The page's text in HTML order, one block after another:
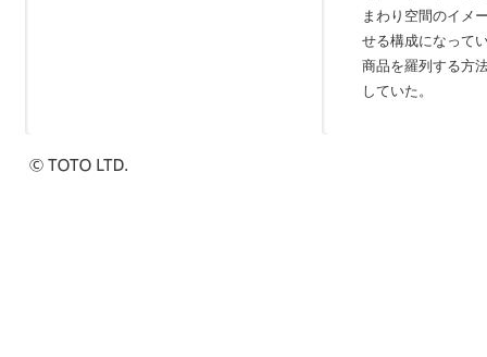
まわり空間のイメ
せる構成になって
商品を羅列する方
していた。